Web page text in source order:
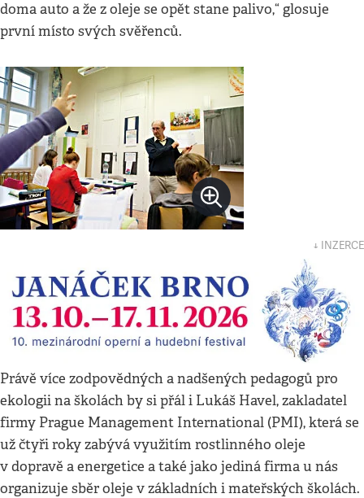
doma auto a že z oleje se opět stane palivo,“ glosuje
první místo svých svěřenců.
↓ INZERCE
Právě více zodpovědných a nadšených pedagogů pro
ekologii na školách by si přál i Lukáš Havel, zakladatel
firmy Prague Management International (PMI), která se
už čtyři roky zabývá využitím rostlinného oleje
v dopravě a energetice a také jako jediná firma u nás
organizuje sběr oleje v základních i mateřských školách.